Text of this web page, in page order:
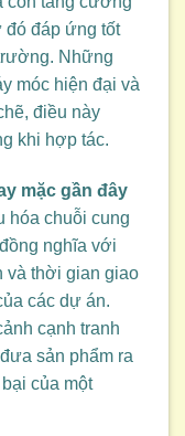
đó đáp ứng tốt
Những
móc hiện đại và
điều này
khi hợp tác.
mặc gần đây
hóa chuỗi cung
nghĩa với
và thời gian giao
các dự án.
cạnh tranh
sản phẩm ra
của một